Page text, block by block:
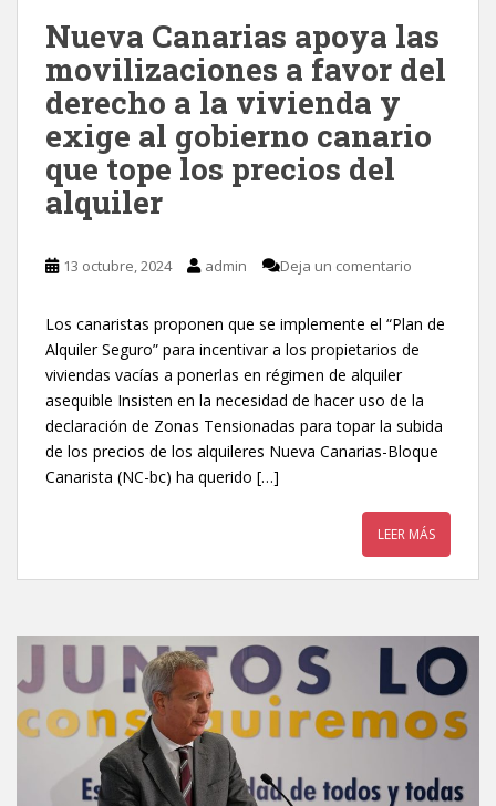
Nueva Canarias apoya las
movilizaciones a favor del
derecho a la vivienda y
exige al gobierno canario
que tope los precios del
alquiler
13 octubre, 2024 admin Deja un comentario
Los canaristas proponen que se implemente el “Plan de
Alquiler Seguro” para incentivar a los propietarios de
viviendas vacías a ponerlas en régimen de alquiler
asequible Insisten en la necesidad de hacer uso de la
declaración de Zonas Tensionadas para topar la subida
de los precios de los alquileres Nueva Canarias-Bloque
Canarista (NC-bc) ha querido […]
LEER MÁS